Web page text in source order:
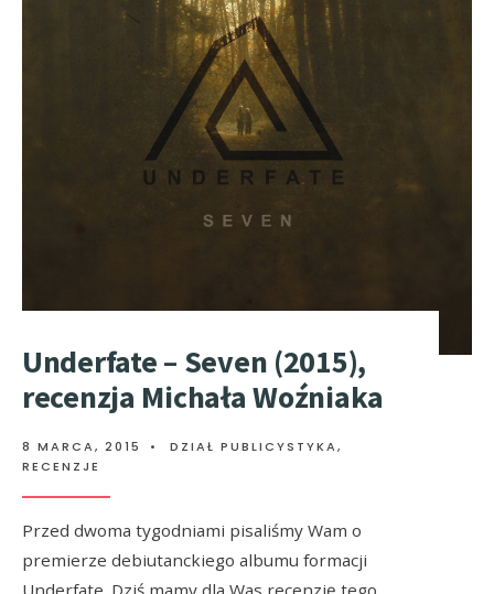
Underfate – Seven (2015),
recenzja Michała Woźniaka
8 MARCA, 2015 • DZIAŁ PUBLICYSTYKA,
RECENZJE
Przed dwoma tygodniami pisaliśmy Wam o
premierze debiutanckiego albumu formacji
Hozier – Hozier (2014)